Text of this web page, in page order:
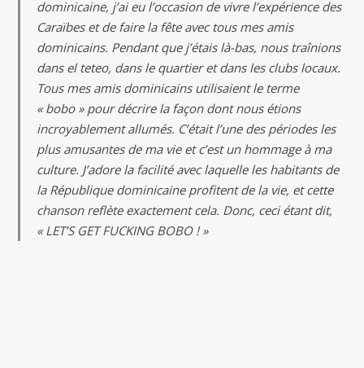
dominicaine, j’ai eu l’occasion de vivre l’expérience des
Caraïbes et de faire la fête avec tous mes amis
dominicains. Pendant que j’étais là-bas, nous traînions
dans el teteo, dans le quartier et dans les clubs locaux.
Tous mes amis dominicains utilisaient le terme
« bobo » pour décrire la façon dont nous étions
incroyablement allumés. C’était l’une des périodes les
plus amusantes de ma vie et c’est un hommage à ma
culture. J’adore la facilité avec laquelle les habitants de
la République dominicaine profitent de la vie, et cette
chanson reflète exactement cela. Donc, ceci étant dit,
« LET’S GET FUCKING BOBO ! »